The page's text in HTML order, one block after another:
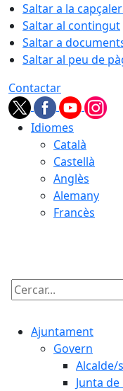
Saltar a la
Saltar al contingut
Saltar a
Saltar al peu de
Contactar
Idiomes
Català
Castellà
Anglès
Alemany
Francès
Cercar:
Ajuntament
Govern
Alcalde/
Junta